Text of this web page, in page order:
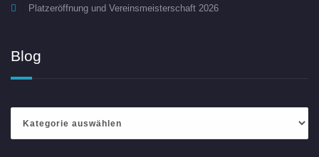
Platzeröffnung und Vereinsmeisterschaft 2026
Blog